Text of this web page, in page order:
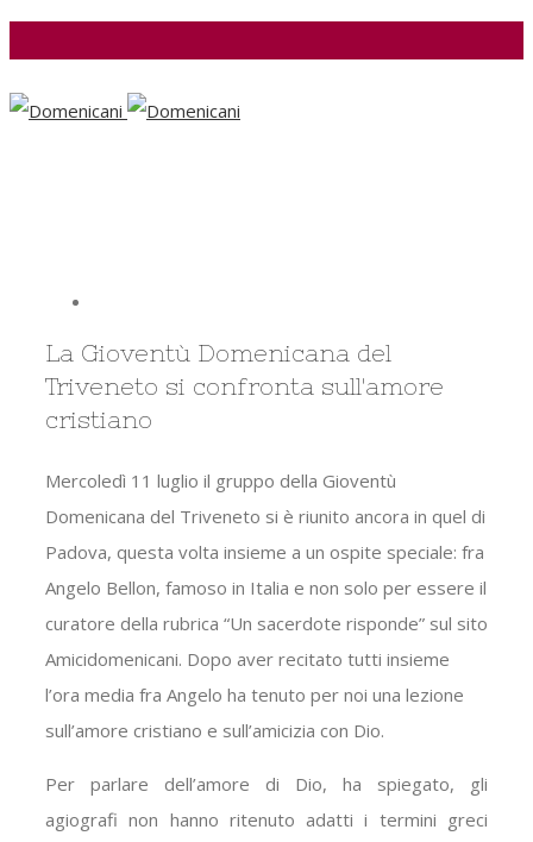
La Gioventù Domenicana del
Triveneto si confronta sull'amore
cristiano
Mercoledì 11 luglio il gruppo della Gioventù
Domenicana del Triveneto si è riunito ancora in quel di
Padova, questa volta insieme a un ospite speciale: fra
Angelo Bellon, famoso in Italia e non solo per essere il
curatore della rubrica “Un sacerdote risponde” sul sito
Amicidomenicani. Dopo aver recitato tutti insieme
l’ora media fra Angelo ha tenuto per noi una lezione
sull’amore cristiano e sull’amicizia con Dio.
Per parlare dell’amore di Dio, ha spiegato, gli
agiografi non hanno ritenuto adatti i termini greci